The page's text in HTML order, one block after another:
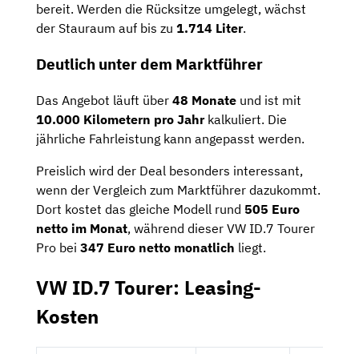
bereit. Werden die Rücksitze umgelegt, wächst
der Stauraum auf bis zu 1.714 Liter.
Deutlich unter dem Marktführer
Das Angebot läuft über 48 Monate und ist mit
10.000 Kilometern pro Jahrkalkuliert. Die
jährliche Fahrleistung kann angepasst werden.
Preislich wird der Deal besonders interessant,
wenn der Vergleich zum Marktführer dazukommt.
Dort kostet das gleiche Modell rund 505 Euro
netto im Monat, während dieser VW ID.7 Tourer
Pro bei 347 Euro netto monatlich liegt.
VW ID.7 Tourer: Leasing-
Kosten